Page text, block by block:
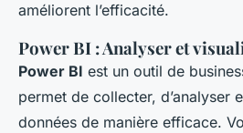
améliorent l’efficacité.
Power BI : Analyser et
Power BI est un outil de
permet de collecter, d’analyser
données de manière efficace.